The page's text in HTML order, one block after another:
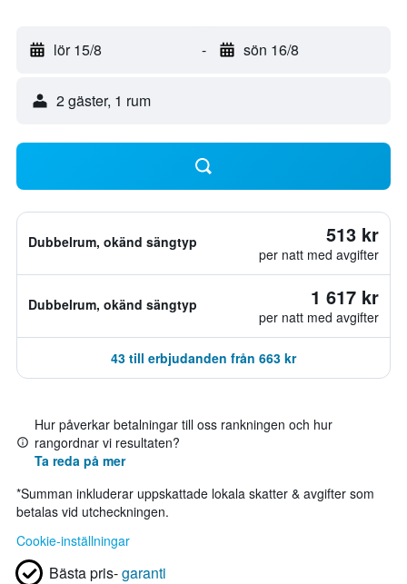
lör 15/8 - sön 16/8
2 gäster, 1 rum
Dubbelrum, okänd sängtyp 513 kr
per natt med avgifter
Dubbelrum, okänd sängtyp 1 617 kr
per natt med avgifter
43 till erbjudanden från 663 kr
Hur påverkar betalningar till oss rankningen och hur
rangordnar vi resultaten?
Ta reda på mer
*Summan inkluderar uppskattade lokala skatter & avgifter som
betalas vid utcheckningen.
Cookie-inställningar
Bästa pris-garanti